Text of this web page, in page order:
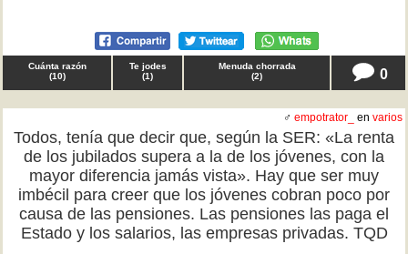
Cuánta razón
(10)
Te jodes
(1)
Menuda chorrada
(2) 0
♂ empotrator_ en varios
Todos, tenía que decir que, según la SER: «La renta
de los jubilados supera a la de los jóvenes, con la
mayor diferencia jamás vista». Hay que ser muy
imbécil para creer que los jóvenes cobran poco por
causa de las pensiones. Las pensiones las paga el
Estado y los salarios, las empresas privadas. TQD